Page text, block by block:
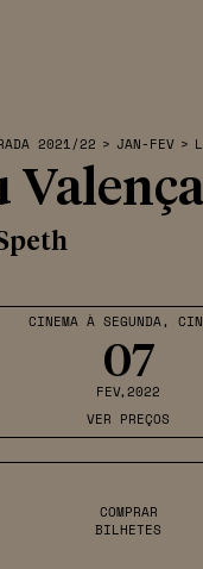
CINEMA À SEGUNDA,
07
FEV,2022
VER PREÇOS
COMPRAR
BILHETES
2021/22 > JAN-FEV >
Valença